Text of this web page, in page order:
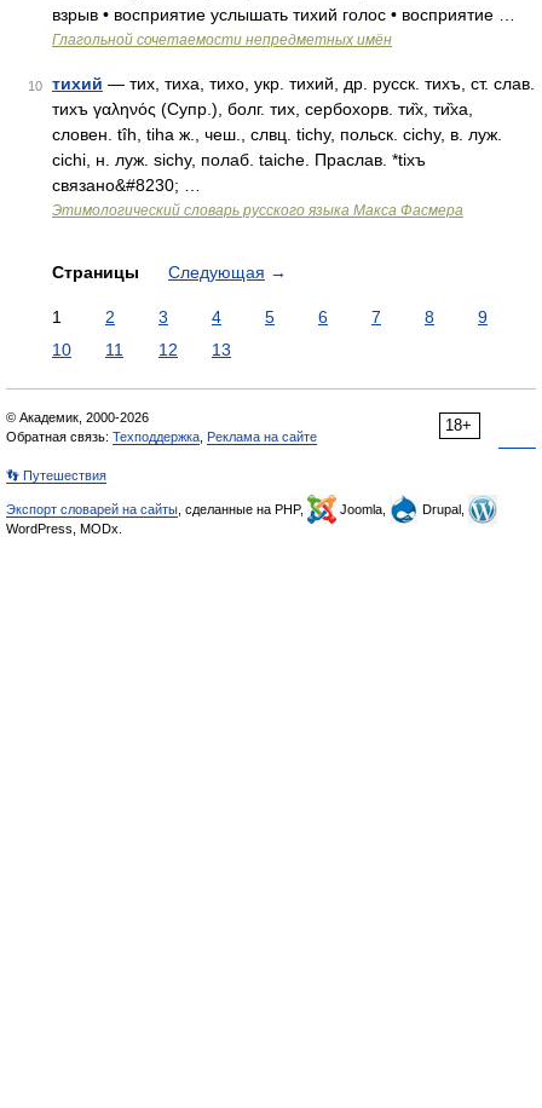
взрыв • восприятие услышать тихий голос • восприятие …
Глагольной сочетаемости непредметных имён
10 тихий — тих, тиха, тихо, укр. тихий, др. русск. тихъ, ст. слав.
тихъ γαληνός (Супр.), болг. тих, сербохорв. ти̏х, ти̏ха,
словен. tîh, tihа ж., чеш., слвц. tichy, польск. сiсhу, в. луж.
cichi, н. луж. sichy, полаб. tаiсhе. Праслав. *tiхъ
связано&#8230; …
Этимологический словарь русского языка Макса Фасмера
Страницы Следующая →
1 2 3 4 5 6 7 8
9
10
11 12 13
18+
© Академик, 2000-2026
Обратная связь: Техподдержка Реклама на сайте
👣 Путешествия
Экспорт словарей на сайты , сделанные на PHP, Joomla,
Drupal,
WordPress, MODx.